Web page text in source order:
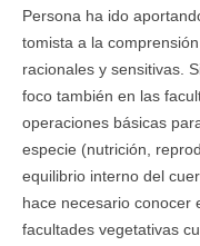
Persona ha ido
tomista a la
racionales y sensitivas.
foco también en las
operaciones básicas
especie (nutrición,
equilibrio interno del
hace necesario conocer
facultades vegetativas